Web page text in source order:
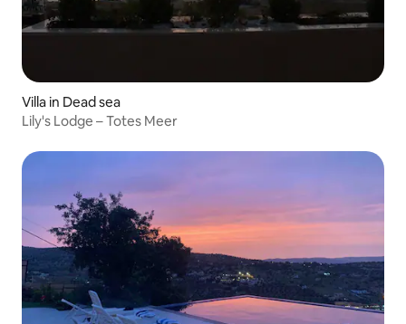
Villa in Dead sea
Lily's Lodge – Totes Meer